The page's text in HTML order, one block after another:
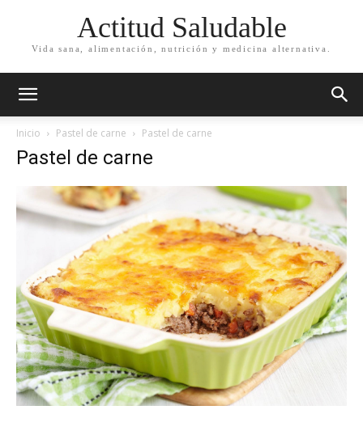
Actitud Saludable
Vida sana, alimentación, nutrición y medicina alternativa.
Inicio Pastel de carne Pastel de carne
Pastel de carne